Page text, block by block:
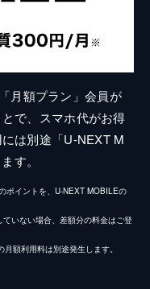
月額プラン」会員が
で、スマホ代がお得
は別途「U-NEXT M
す。
ポイントを、U-NEXT MOBILEの
いない場合、差額分の料金はご登
額利用料は別途発生します。